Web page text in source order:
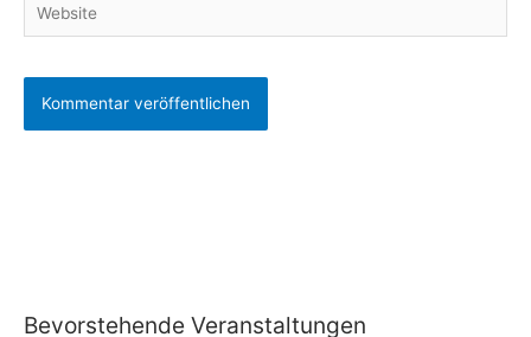
Bevorstehende Veranstaltungen